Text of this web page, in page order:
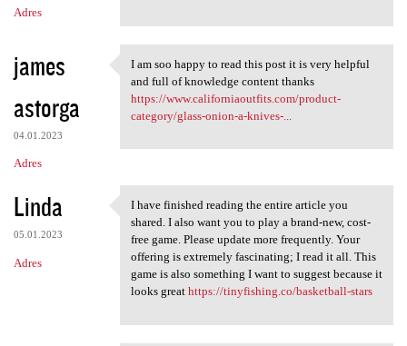
Adres
james
astorga
04.01.2023
Adres
I am soo happy to read this
I am soo happy to read this post it is very helpful
and full of knowledge content thanks
https://www.californiaoutfits.com/product-
category/glass-onion-a-knives-...
Linda
05.01.2023
Adres
I have finished reading the
I have finished reading the entire article you
shared. I also want you to play a brand-new, cost-
free game. Please update more frequently. Your
offering is extremely fascinating; I read it all. This
game is also something I want to suggest because it
looks great https://tinyfishing.co/basketball-stars